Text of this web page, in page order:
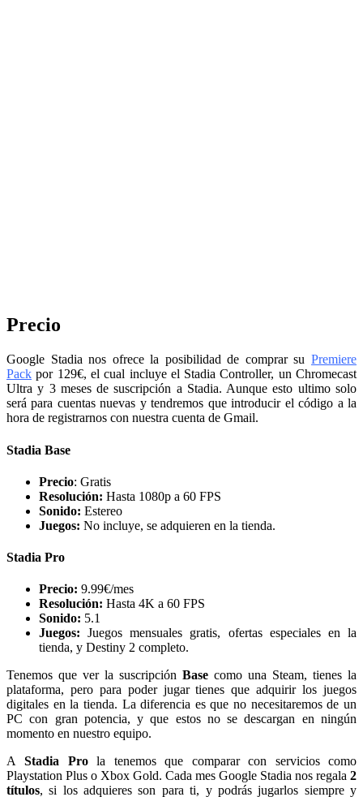
Precio
Google Stadia nos ofrece la posibilidad de comprar su Premiere
Pack por 129€, el cual incluye el Stadia Controller, un Chromecast
Ultra y 3 meses de suscripción a Stadia. Aunque esto ultimo solo
será para cuentas nuevas y tendremos que introducir el código a la
hora de registrarnos con nuestra cuenta de Gmail.
Stadia Base
Precio: Gratis
Resolución: Hasta 1080p a 60 FPS
Sonido: Estereo
Juegos: No incluye, se adquieren en la tienda.
Stadia Pro
Precio: 9.99€/mes
Resolución: Hasta 4K a 60 FPS
Sonido: 5.1
Juegos: Juegos mensuales gratis, ofertas especiales en la
tienda, y Destiny 2 completo.
Tenemos que ver la suscripción Base como una Steam, tienes la
plataforma, pero para poder jugar tienes que adquirir los juegos
digitales en la tienda. La diferencia es que no necesitaremos de un
PC con gran potencia, y que estos no se descargan en ningún
momento en nuestro equipo.
AStadia Prola tenemos que comparar con servicios como
Playstation Plus o Xbox Gold. Cada mes Google Stadia nos regala 2
títulos, si los adquieres son para ti, y podrás jugarlos siempre y